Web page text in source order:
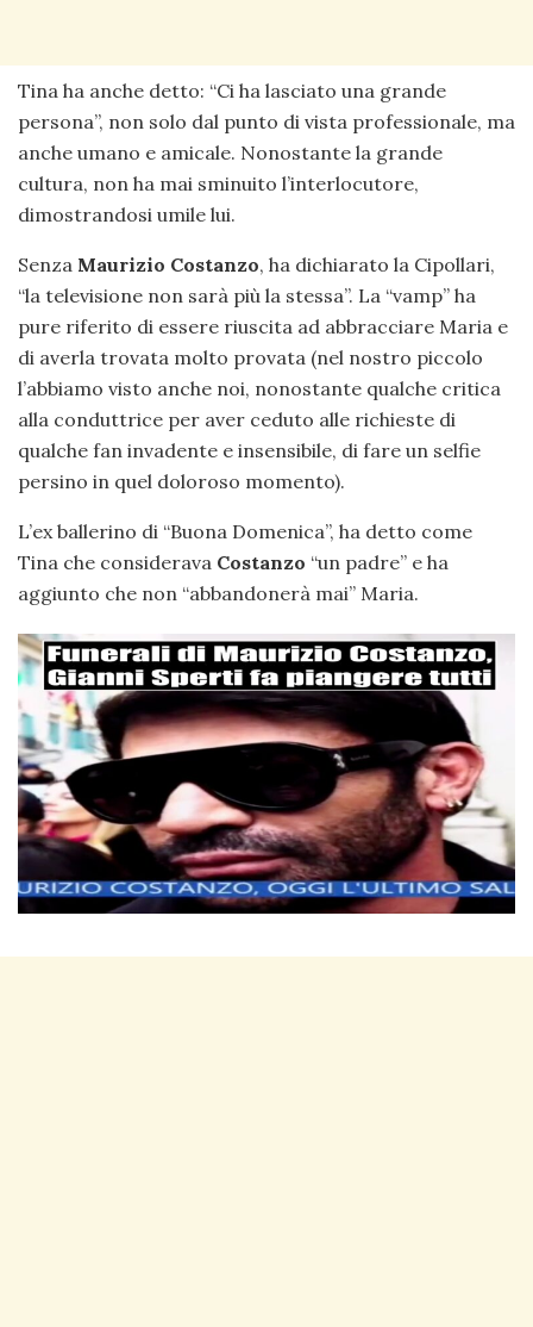
Tina ha anche detto: “Ci ha lasciato una grande
persona”, non solo dal punto di vista professionale, ma
anche umano e amicale. Nonostante la grande
cultura, non ha mai sminuito l’interlocutore,
dimostrandosi umile lui.
Senza Maurizio Costanzo, ha dichiarato la Cipollari,
“la televisione non sarà più la stessa”. La “vamp” ha
pure riferito di essere riuscita ad abbracciare Maria e
di averla trovata molto provata (nel nostro piccolo
l’abbiamo visto anche noi, nonostante qualche critica
alla conduttrice per aver ceduto alle richieste di
qualche fan invadente e insensibile, di fare un selfie
persino in quel doloroso momento).
L’ex ballerino di “Buona Domenica”, ha detto come
Tina che considerava Costanzo “un padre” e ha
aggiunto che non “abbandonerà mai” Maria.